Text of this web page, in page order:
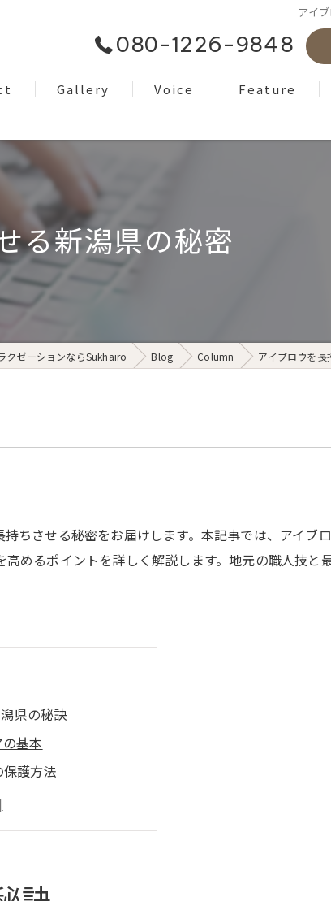
アイ
080-1226-9848
Gallery Voice Feature
る新潟県の秘密
クゼーションならSukhairo Blog Column アイブロウを
ちさせる秘密をお届けします。本記事では、アイブ
めるポイントを詳しく解説します。地元の職人技と
県の秘訣
基本
護方法
の環境要因
ウ製品選び
ガイド